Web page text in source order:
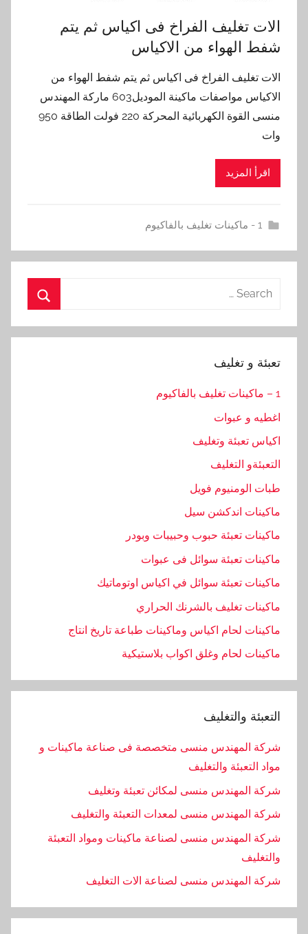
الات تغليف الفراخ فى اكياس ثم يتم
شفط الهواء من الاكياس
الات تغليف الفراخ فى اكياس ثم يتم شفط الهواء من
الاكياس مواصفات ماكينة الموديل603 ماركة المهندس
منسى القوة الكهربائية المحركة 220 فولت الطاقة 950
وات
اقرأ المزيد
1 - ماكينات تغليف بالفاكيوم
Search
تعبئة و تغليف
1 – ماكينات تغليف بالفاكيوم
اغطيه و عبوات
اكياس تعبئة وتغليف
التعبئةو التغليف
طبات الومنيوم فويل
ماكينات اندكشن سيل
ماكينات تعبئة حبوب وحبيبات وبودر
ماكينات تعبئة سوائل فى عبوات
ماكينات تعبئة سوائل في اكياس اوتوماتيك
ماكينات تغليف بالشرنك الحراري
ماكينات لحام اكياس وماكينات طباعة تاريخ انتاج
ماكينات لحام وغلق اكواب بلاستيكية
التعبئة والتغليف
شركة المهندس منسى متخصصة فى صناعة ماكينات و
مواد التعبئة والتغليف
شركة المهندس منسى لمكائن تعبئة وتغليف
شركة المهندس منسى لمعدات التعبئة والتغليف
شركة المهندس منسى لصناعة ماكينات ومواد التعبئة
والتغليف
‏شركة المهندس منسى لصناعة الات التغليف